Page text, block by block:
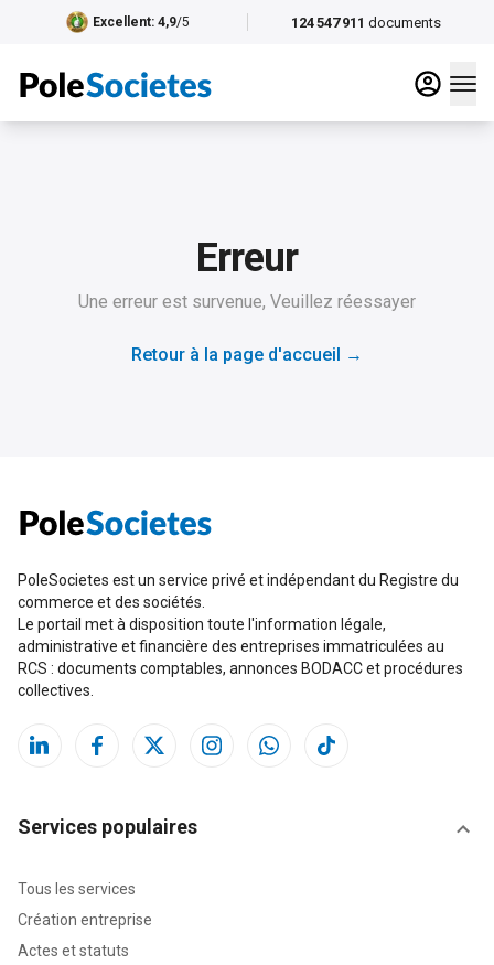
124 547 911 documents
Excellent: 4,9/5
Erreur
Une erreur est survenue, Veuillez réessayer
Retour à la page d'accueil →
PoleSocietes est un service privé et indépendant du Registre du
commerce et des sociétés.
Le portail met à disposition toute l'information légale,
administrative et financière des entreprises immatriculées au
RCS : documents comptables, annonces BODACC et procédures
collectives.
Services populaires
Tous les services
Création entreprise
Actes et statuts